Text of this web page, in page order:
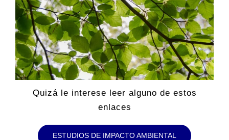
Quizá le interese leer alguno de estos
enlaces
ESTUDIOS DE IMPACTO AMBIENTAL